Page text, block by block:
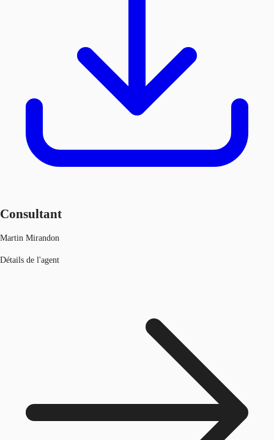
Consultant
Martin Mirandon
Détails de l'agent